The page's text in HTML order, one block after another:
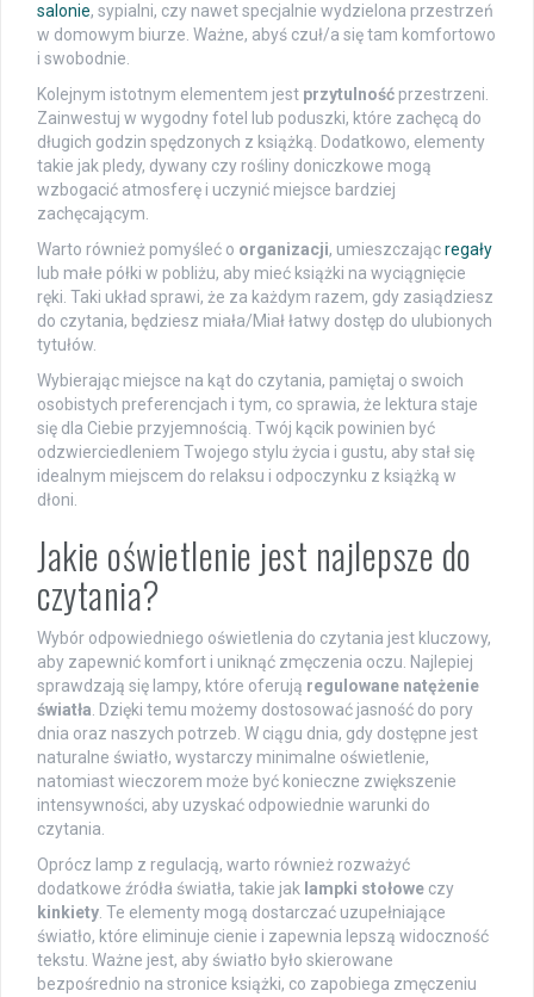
salonie, sypialni, czy nawet specjalnie wydzielona przestrzeń
w domowym biurze. Ważne, abyś czuł/a się tam komfortowo
i swobodnie.
Kolejnym istotnym elementem jest przytulność przestrzeni.
Zainwestuj w wygodny fotel lub poduszki, które zachęcą do
długich godzin spędzonych z książką. Dodatkowo, elementy
takie jak pledy, dywany czy rośliny doniczkowe mogą
wzbogacić atmosferę i uczynić miejsce bardziej
zachęcającym.
Warto również pomyśleć o organizacji, umieszczającregały
lub małe półki w pobliżu, aby mieć książki na wyciągnięcie
ręki. Taki układ sprawi, że za każdym razem, gdy zasiądziesz
do czytania, będziesz miała/Miał łatwy dostęp do ulubionych
tytułów.
Wybierając miejsce na kąt do czytania, pamiętaj o swoich
osobistych preferencjach i tym, co sprawia, że lektura staje
się dla Ciebie przyjemnością. Twój kącik powinien być
odzwierciedleniem Twojego stylu życia i gustu, aby stał się
idealnym miejscem do relaksu i odpoczynku z książką w
dłoni.
Jakie oświetlenie jest najlepsze do
czytania?
Wybór odpowiedniego oświetlenia do czytania jest kluczowy,
aby zapewnić komfort i uniknąć zmęczenia oczu. Najlepiej
sprawdzają się lampy, które oferują regulowane natężenie
światła. Dzięki temu możemy dostosować jasność do pory
dnia oraz naszych potrzeb. W ciągu dnia, gdy dostępne jest
naturalne światło, wystarczy minimalne oświetlenie,
natomiast wieczorem może być konieczne zwiększenie
intensywności, aby uzyskać odpowiednie warunki do
czytania.
Oprócz lamp z regulacją, warto również rozważyć
dodatkowe źródła światła, takie jak lampki stołowe czy
kinkiety. Te elementy mogą dostarczać uzupełniające
światło, które eliminuje cienie i zapewnia lepszą widoczność
tekstu. Ważne jest, aby światło było skierowane
bezpośrednio na stronice książki, co zapobiega zmęczeniu